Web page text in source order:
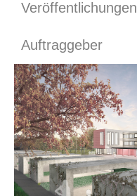
Veröffentlichungen
Auftraggeber